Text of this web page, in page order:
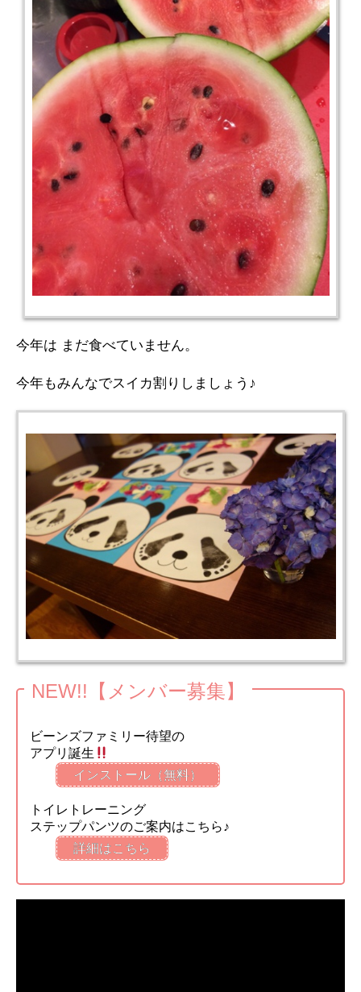
今年は まだ食べていません。
今年もみんなでスイカ割りしましょう♪
NEW!!【メンバー募集】
ビーンズファミリー待望の
アプリ誕生
インストール（無料）
トイレトレーニング
ステップパンツのご案内はこちら♪
詳細はこちら